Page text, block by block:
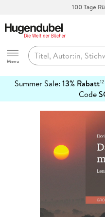
100 Tage
Hugendubel
Menu
Summer Sale: 13% Rabatt12
Code
erfahren